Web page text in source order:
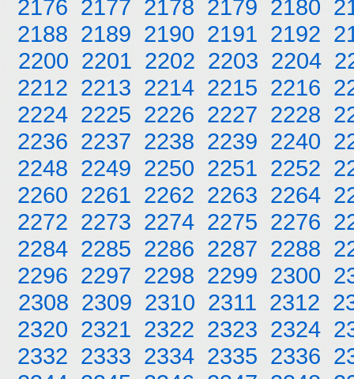
2176 2177 2178 2179 2180
2188 2189 2190 2191 2192
2200 2201 2202 2203 2204
2212 2213 2214 2215 2216
2224 2225 2226 2227 2228
2236 2237 2238 2239 2240
2248 2249 2250 2251 2252
2260 2261 2262 2263 2264
2272 2273 2274 2275 2276
2284 2285 2286 2287 2288
2296 2297 2298 2299 2300
2308 2309 2310 2311 2312
2320 2321 2322 2323 2324
2332 2333 2334 2335 2336